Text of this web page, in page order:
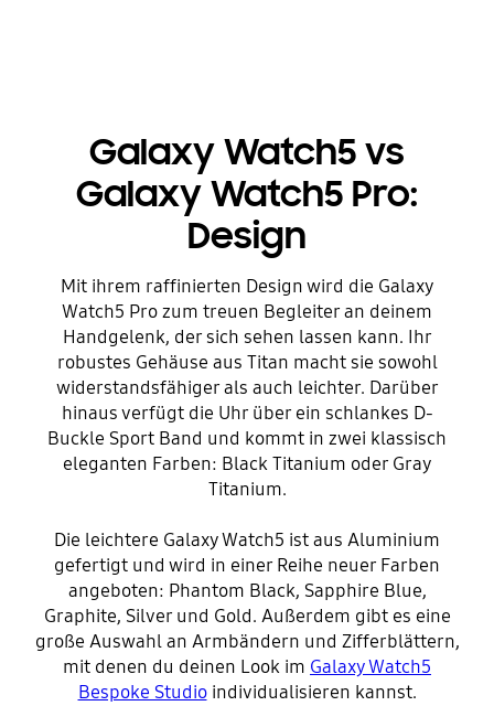
Galaxy Watch5 vs
Galaxy Watch5 Pro:
Design
Mit ihrem raffinierten Design wird die Galaxy
Watch5 Pro zum treuen Begleiter an deinem
Handgelenk, der sich sehen lassen kann. Ihr
robustes Gehäuse aus Titan macht sie sowohl
widerstandsfähiger als auch leichter. Darüber
hinaus verfügt die Uhr über ein schlankes D-
Buckle Sport Band und kommt in zwei klassisch
eleganten Farben: Black Titanium oder Gray
Titanium.
Die leichtere Galaxy Watch5 ist aus Aluminium
gefertigt und wird in einer Reihe neuer Farben
angeboten: Phantom Black, Sapphire Blue,
Graphite, Silver und Gold. Außerdem gibt es eine
große Auswahl an Armbändern und Zifferblättern,
mit denen du deinen Look im Galaxy Watch5
Bespoke Studioindividualisieren kannst.